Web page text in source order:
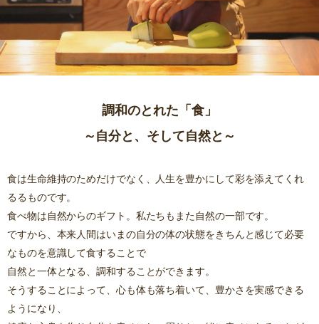
調和のとれた「食」
～自分と、そして自然と～
食は生命維持のためだけでなく、人生を豊かにして彩を添えてくれ
るるものです。
食べ物は自然からのギフト。私たちもまた自然の一部です。
ですから、本来人間はいまの自分の体の状態をきちんと感じて必要
なものを意識して食することで
自然と一体となる、調和することができます。
そうすることによって、心も体も落ち着いて、豊かさを実感できる
ようになり、